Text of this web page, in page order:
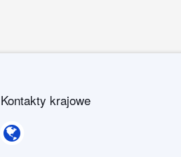
Kontakty krajowe